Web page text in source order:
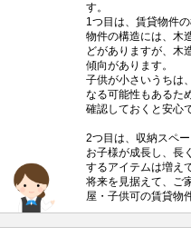
す。
1つ目は、賃貸物件
物件の構造には、木
どがありますが、木
傾向があります。
子供が小さいうちは
なる可能性もあるた
確認しておくと安心
2つ目は、収納スペー
お子様が成長し、長
するアイテムは増え
将来を見据えて、ご
屋・子供可の賃貸物